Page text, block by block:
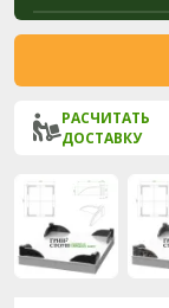
РАСЧИТАТЬ
ДОСТАВКУ